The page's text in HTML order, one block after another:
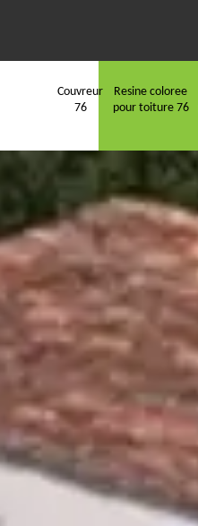
Couvreur
76
Resine coloree
pour toiture 76